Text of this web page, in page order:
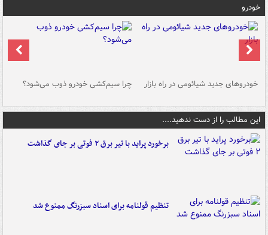
خودرو
خودروهای جدید شیائومی در راه بازار چرا سیم‌کشی خودرو ذوب می‌شود؟
این مطالب را از دست ندهید....
برخورد پراید با تیر برق ۲ فوتی بر جای گذاشت
تنظیم قولنامه برای اسناد سبزرنگ ممنوع شد